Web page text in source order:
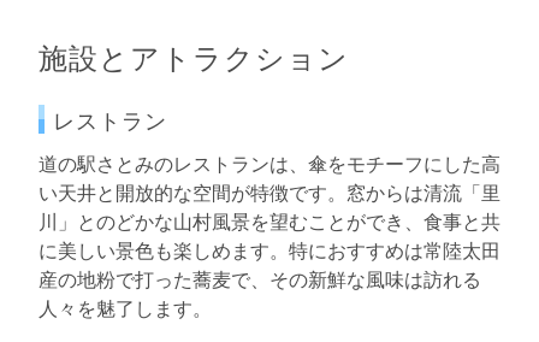
施設とアトラクション
レストラン
道の駅さとみのレストランは、傘をモチーフにした高
い天井と開放的な空間が特徴です。窓からは清流「里
川」とのどかな山村風景を望むことができ、食事と共
に美しい景色も楽しめます。特におすすめは常陸太田
産の地粉で打った蕎麦で、その新鮮な風味は訪れる
人々を魅了します。